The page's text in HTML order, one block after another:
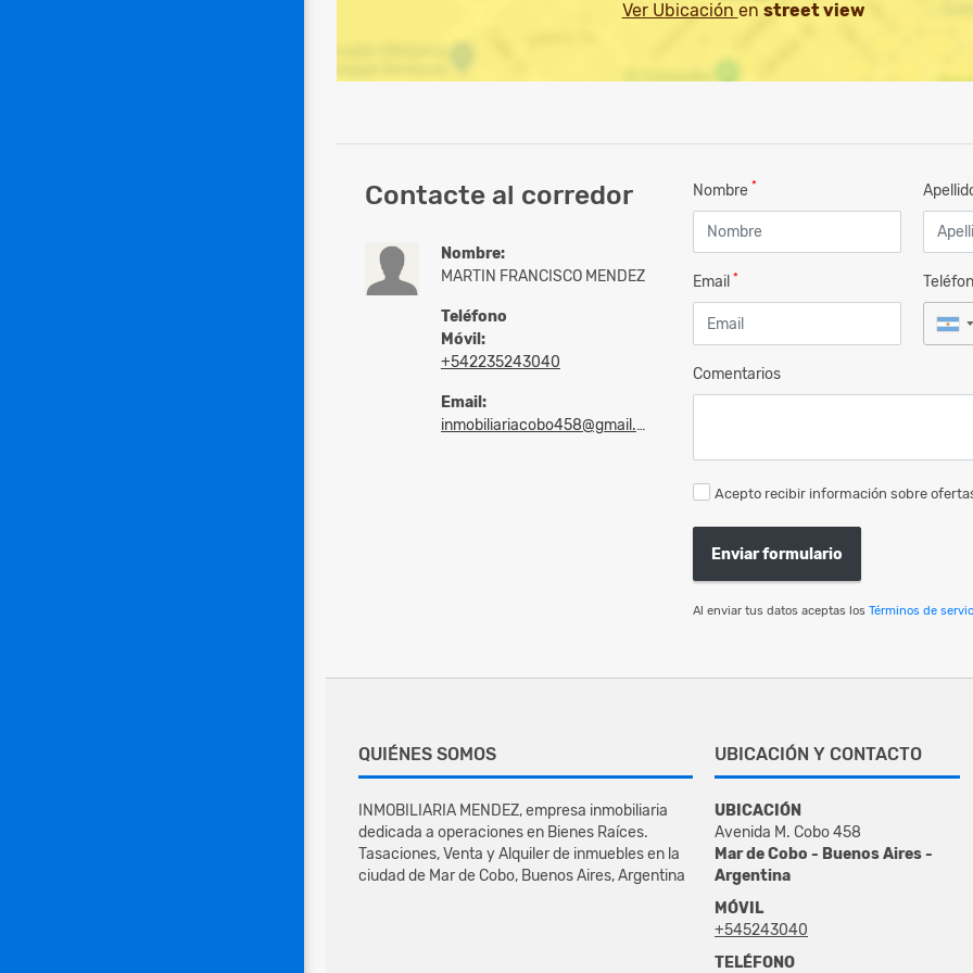
Ver Ubicación en street view
Contacte al corredor
Nombre:
MARTIN FRANCISCO MENDEZ
Teléfono
Móvil:
+542235243040
Email:
inmobiliariacobo458@gmail.com
Nombre *
Email *
▼
Comentarios
Acepto recibir información sobre
Enviar formulario
Al enviar tus datos aceptas los Términos de
QUIÉNES SOMOS
INMOBILIARIA MENDEZ, empresa inmobiliaria
dedicada a operaciones en Bienes Raíces.
Tasaciones, Venta y Alquiler de inmuebles en la
ciudad de Mar de Cobo, Buenos Aires, Argentina
UBICACIÓN Y CONTACTO
UBICACIÓN
Avenida M. Cobo 458
Mar de Cobo - Buenos Aires -
Argentina
MÓVIL
+545243040
TELÉFONO